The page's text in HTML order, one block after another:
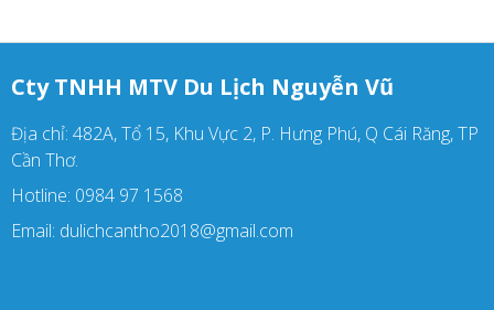
Cty TNHH MTV Du Lịch Nguyễn Vũ
Địa chỉ: 482A, Tổ 15, Khu Vực 2, P. Hưng Phú, Q Cái Răng, TP
Cần Thơ.
Hotline: 0984 97 1568
Email: dulichcantho2018@gmail.com